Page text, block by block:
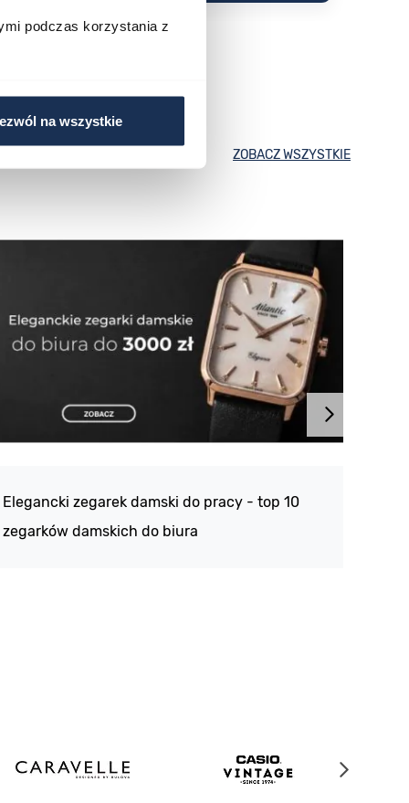
podczas korzystania z
na wszystkie
ZOBACZ WSZYSTKIE
Elegancki zegarek damski do pracy - top 10
zegarków damskich do biura